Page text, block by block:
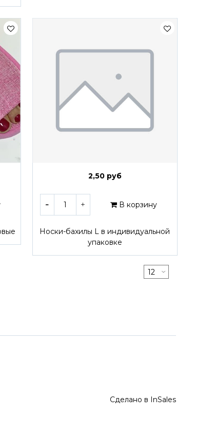
2,50 руб
В корзину
Носки-бахилы L в индивидуальной
упаковке
Сделано в InSales